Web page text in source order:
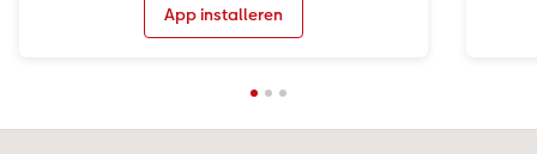
App installeren